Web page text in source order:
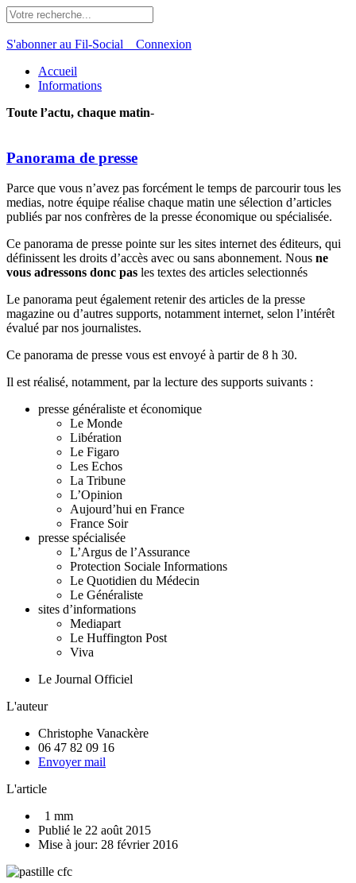
S'abonner au Fil-Social Connexion
Accueil
Informations
Toute l’actu, chaque matin-
Panorama de presse
Parce que vous n’avez pas forcément le temps de parcourir tous les
medias, notre équipe réalise chaque matin une sélection d’articles
publiés par nos confrères de la presse économique ou spécialisée.
Ce panorama de presse pointe sur les sites internet des éditeurs, qui
définissent les droits d’accès avec ou sans abonnement. Nous ne
vous adressons donc pas les textes des articles selectionnés
Le panorama peut également retenir des articles de la presse
magazine ou d’autres supports, notamment internet, selon l’intérêt
évalué par nos journalistes.
Ce panorama de presse vous est envoyé à partir de 8 h 30.
Il est réalisé, notamment, par la lecture des supports suivants :
presse généraliste et économique
Le Monde
Libération
Le Figaro
Les Echos
La Tribune
L’Opinion
Aujourd’hui en France
France Soir
presse spécialisée
L’Argus de l’Assurance
Protection Sociale Informations
Le Quotidien du Médecin
Le Généraliste
sites d’informations
Mediapart
Le Huffington Post
Viva
Le Journal Officiel
L'auteur
Christophe Vanackère
06 47 82 09 16
Envoyer mail
L'article
1 mm
Publié le 22 août 2015
Mise à jour: 28 février 2016